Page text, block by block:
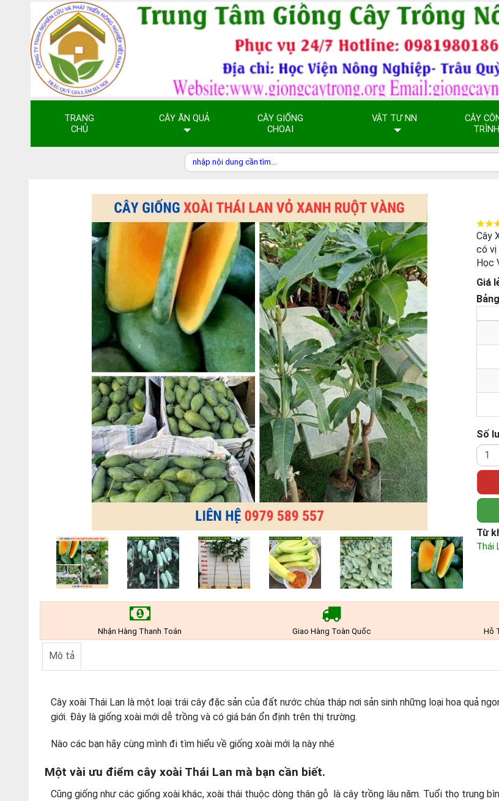
TRANG
CHỦ
CÂY ĂN QUẢ
CÂY GIỐNG
CHOAI
VẬT TƯ NN
CÂY
TRÌNH
Cây
có vị
Học
Giá
Số
Từ
Thái
Nhận Hàng Thanh Toán Giao Hàng Toàn Quốc Hỗ
Mô tả
Cây xoài Thái Lan là một loại trái cây đặc sản của đất nước chùa tháp nơi sản sinh những loại hoa quả
giới. Đây là giống xoài mới dễ trồng và có giá bán ổn định trên thị trường.
Nào các bạn hãy cùng mình đi tìm hiểu về giống xoài mới lạ này nhé
Một vài ưu điểm cây xoài Thái Lan mà bạn cần biết.
Cũng giống như các giống xoài khác, xoài thái thuộc dòng thân gỗ là cây trồng lâu năm. Tuổi thọ trung